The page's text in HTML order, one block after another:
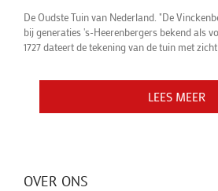
LEES MEER
LEES MEER
De Oudste Tuin van Nederland. "De
bij generaties 's-Heerenbergers bekend als
1727 dateert de tekening van de tuin met
LEES MEER
OVER ONS